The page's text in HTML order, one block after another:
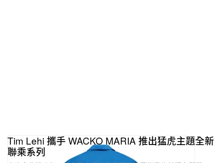
Tim Lehi 攜手 WACKO MARIA 推出猛虎主題全新
聯乘系列